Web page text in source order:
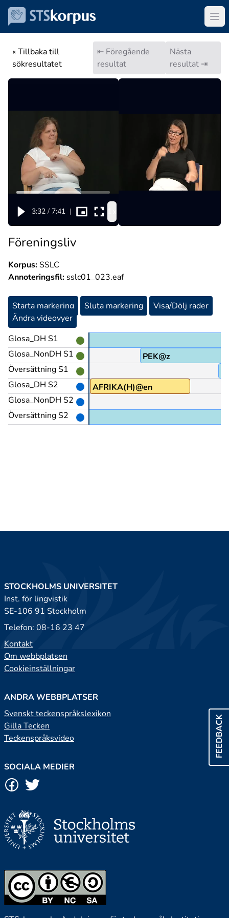
« Tillbaka till
sökresultatet
⇤ Föregående
resultat
Nästa
resultat ⇥
3:32 / 7:41 |
Föreningsliv
Korpus:SSLC
Annoteringsfil: sslc01_023.eaf
Starta markering Sluta markering
Visa/Dölj rader
Ändra videovyer
Glosa_DH S1
Glosa_NonDH S1
Översättning S1
Glosa_DH S2
Glosa_NonDH S2
Översättning S2
PEK@z
AFRIKA(H)@en
FEEDBACK
STOCKHOLMS UNIVERSITET
Inst. för lingvistik
SE-106 91 Stockholm
Telefon: 08-16 23 47
Kontakt
Om webbplatsen
Cookieinställningar
ANDRA WEBBPLATSER
Svenskt teckenspråkslexikon
Gilla Tecken
Teckenspråksvideo
SOCIALA MEDIER